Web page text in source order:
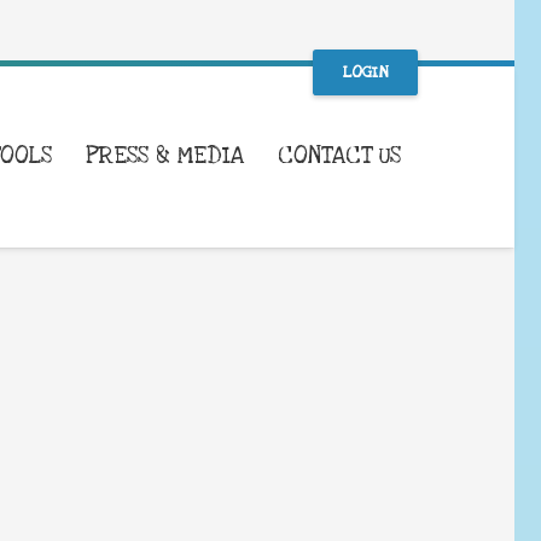
LOGIN
PRESS & MEDIA CONTACT US